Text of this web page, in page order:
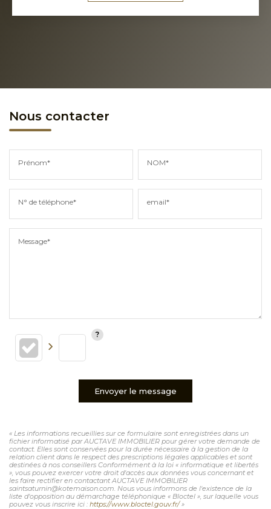
Nous contacter
Prénom* NOM*
N° de téléphone* email*
Message*
Envoyer le message
« Les informations recueillies sur ce formulaire sont enregistrées dans un
fichier informatisé par AUCTAVE IMMOBILIER pour gérer votre demande de
contact. Elles sont conservées pour la durée nécessaire à la gestion de la
relation client dans le respect des prescriptions légales applicables et sont
destinées à nos conseillers Conformément à la loi « informatique et libertés
», vous pouvez exercer votre droit d'accès aux données vous concernant et
les faire rectifier en contactant AUCTAVE IMMOBILIER
saintsaturnin@kotemaison.com. Nous vous informons de l'existence de la
liste d'opposition au démarchage téléphonique « Bloctel », sur laquelle vous
pouvez vous inscrire ici : https://www.bloctel.gouv.fr/»